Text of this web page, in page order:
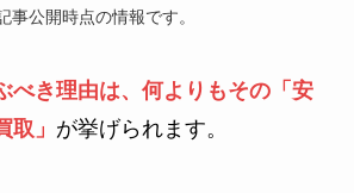
事公開時点の情報です。
べき理由は、何よりもその「安
」 が挙げられます。